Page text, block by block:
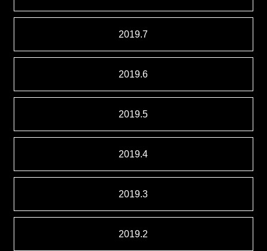
2019.7
2019.6
2019.5
2019.4
2019.3
2019.2